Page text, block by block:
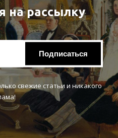
на рассылку
Подписаться
свежие статьи и никакого